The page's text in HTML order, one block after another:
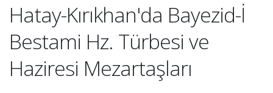
Hatay-Kırıkhan'da Bayezid-İ
Bestami Hz. Türbesi ve
Haziresi Mezartaşları